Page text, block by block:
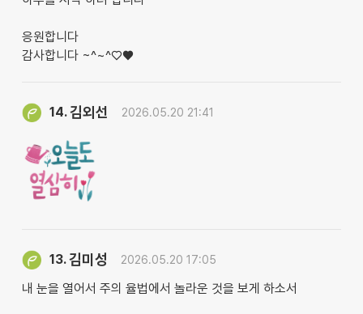
응원합니다
감사합니다 ~^~^♡♥︎
14.김외선 2026.05.20 21:41
13.김미성 2026.05.20 17:05
내 눈을 열어서 주의 율법에서 놀라운 것을 보게 하소서